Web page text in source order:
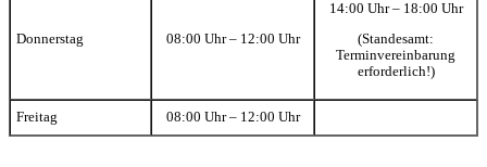
Donnerstag 08:00 Uhr – 12:00 Uhr
14:00 Uhr – 18:00 Uhr
(Standesamt:
Terminvereinbarung
erforderlich!)
Freitag 08:00 Uhr – 12:00 Uhr